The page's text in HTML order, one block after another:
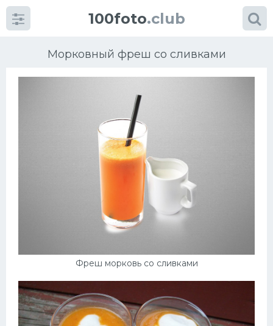
100foto.club
Морковный фреш со сливками
Фреш морковь со сливками
картинок
Десерт
Напитки